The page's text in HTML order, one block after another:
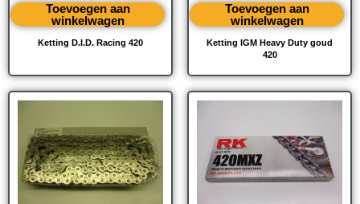
Ketting D.I.D. Racing 420
Toevoegen aan
winkelwagen
Ketting IGM Heavy Duty goud
420
Toevoegen aan
winkelwagen